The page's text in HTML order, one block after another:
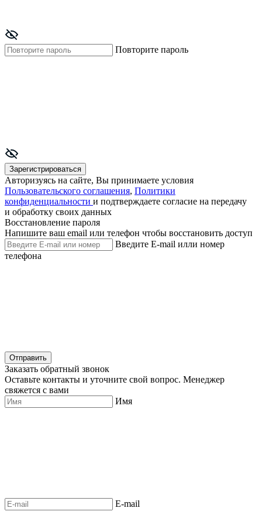
Повторите пароль
Зарегистрироваться
Авторизуясь на сайте, Вы принимаете условия
Пользовательского соглашения, Политики
конфиденциальности и подтверждаете согласие на передачу
и обработку своих данных
Восстановление пароля
Напишите ваш email или телефон чтобы восстановить доступ
Введите E-mail илли номер
телефона
Отправить
Заказать обратный звонок
Оставьте контакты и уточните свой вопрос. Менеджер
свяжется с вами
Имя
E-mail